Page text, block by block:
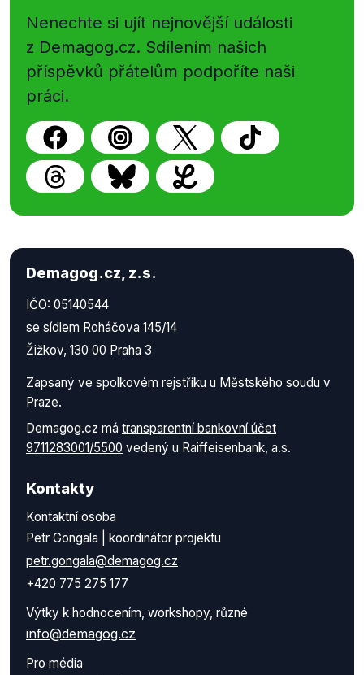
Nenechte si ujít nejnovější události
z Demagog.cz. Sdílením našich
příspěvků přátelům podpoříte naši
práci.
Demagog.cz, z.s.
IČO: 05140544
se sídlem Roháčova 145/14
Žižkov, 130 00 Praha 3
Zapsaný ve spolkovém rejstříku u Městského soudu v
Praze.
Demagog.cz má transparentní bankovní účet
9711283001/5500 vedený u Raiffeisenbank, a.s.
Kontakty
Kontaktní osoba
Petr Gongala | koordinátor projektu
petr.gongala@demagog.cz
+420 775 275 177
Výtky k hodnocením, workshopy, různé
info@demagog.cz
Pro média